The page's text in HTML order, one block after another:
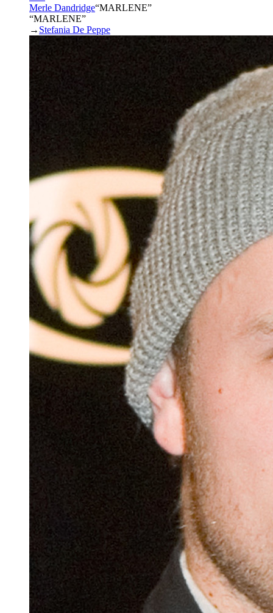
Merle Dandridge“MARLENE”
“MARLENE”
→ Stefania De Peppe